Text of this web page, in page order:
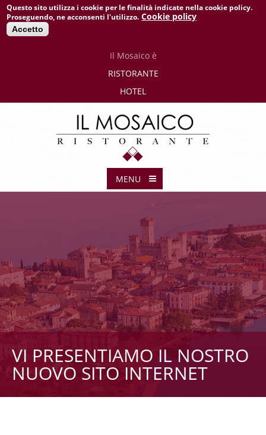
Questo sito utilizza i cookie per le finalità indicate nella cookie policy.
Proseguendo, ne acconsenti l'utilizzo. Cookie policy
Accetto
Il Mosaico è
RISTORANTE
HOTEL
MENU
VI PRESENTIAMO IL NOSTRO
NUOVO SITO INTERNET